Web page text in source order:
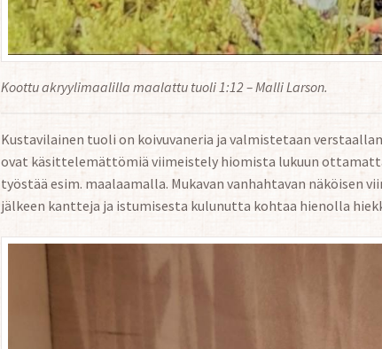
Koottu akryylimaalilla maalattu tuoli 1:12 – Malli Larson.
Kustavilainen tuoli on koivuvaneria ja valmistetaan
ovat käsittelemättömiä viimeistely hiomista lukuun
työstää esim. maalaamalla. Mukavan vanhahtavan näköisen
jälkeen kantteja ja istumisesta kulunutta kohtaa hienolla